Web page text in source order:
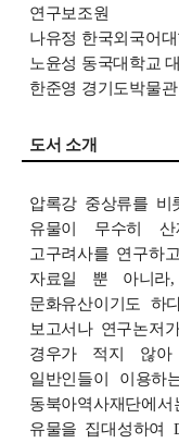
연구보조원
나유정 한국외국어
노윤성 동국대학교
한준영 경기도박물
도서 소개
압록강 중상류를 비
유물이 무수히
고구려사를 연구하
자료일 뿐 아니라
문화유산이기도 하
보고서나 연구논저
경우가 적지 않
일반인들이 이용
동북아역사재단에서
유물을 집대성하여